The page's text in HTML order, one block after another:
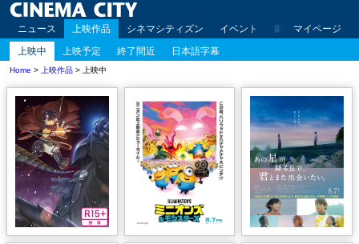
ニュース 上映作品 シネマシティズン イベント 劇場案内 アク
マイページ
上映中
上映予定 終了間近 日本語字幕
Home > 上映作品 > 上映中